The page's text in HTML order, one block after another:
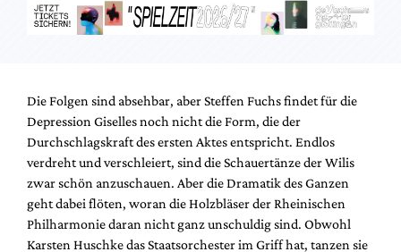
Die Folgen sind absehbar, aber Steffen Fuchs findet für die
Depression Giselles noch nicht die Form, die der
Durchschlagskraft des ersten Aktes entspricht. Endlos
verdreht und verschleiert, sind die Schauertänze der Wilis
zwar schön anzuschauen. Aber die Dramatik des Ganzen
geht dabei flöten, woran die Holzbläser der Rheinischen
Philharmonie daran nicht ganz unschuldig sind. Obwohl
Karsten Huschke das Staatsorchester im Griff hat, tanzen sie